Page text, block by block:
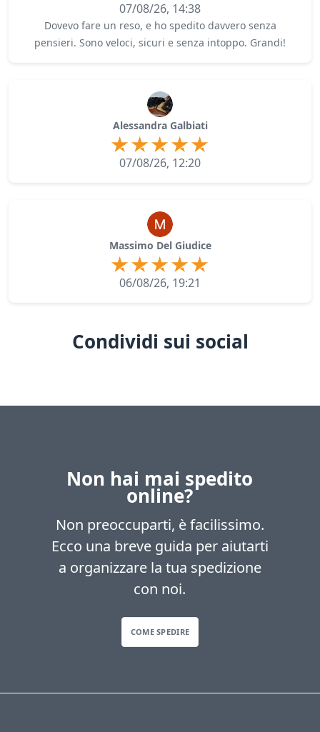
07/08/26, 14:38
Dovevo fare un reso, e ho spedito davvero senza
pensieri. Sono veloci, sicuri e senza intoppo. Grandi!
Alessandra Galbiati
07/08/26, 12:20
Massimo Del Giudice
06/08/26, 19:21
Condividi sui social
Non hai mai spedito
online?
Non preoccuparti, è facilissimo.
Ecco una breve guida per aiutarti
a organizzare la tua spedizione
con noi.
COME SPEDIRE